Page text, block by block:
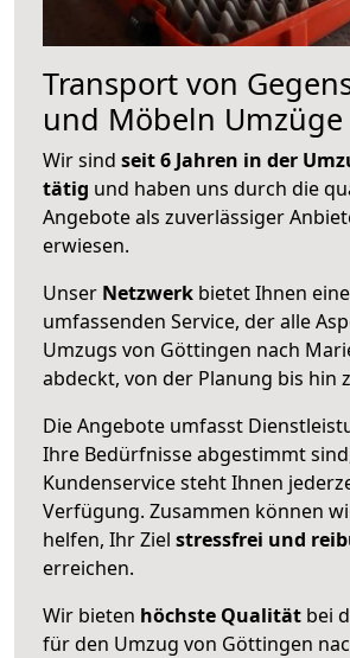
Transport von
und Möbeln Umzüge
Wir sind seit 6 Jahren in der
tätig und haben uns durch die
Angebote als zuverlässiger
erwiesen.
Unser Netzwerk bietet Ihnen
umfassenden Service, der alle
Umzugs von Göttingen nach
abdeckt, von der Planung bis hin
Die Angebote umfasst
Ihre Bedürfnisse abgestimmt
Kundenservice steht Ihnen
Verfügung. Zusammen können
helfen, Ihr Ziel stressfrei und
erreichen.
Wir bieten höchste Qualität bei
für den Umzug von Göttingen